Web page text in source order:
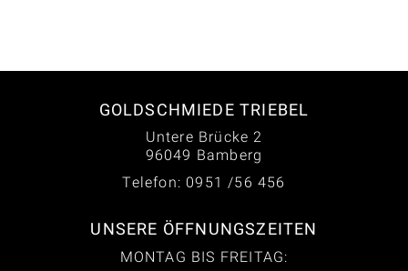
GOLDSCHMIEDE TRIEBEL
Untere Brücke 2
96049 Bamberg
Telefon: 0951 /56 456
UNSERE ÖFFNUNGSZEITEN
MONTAG BIS FREITAG: